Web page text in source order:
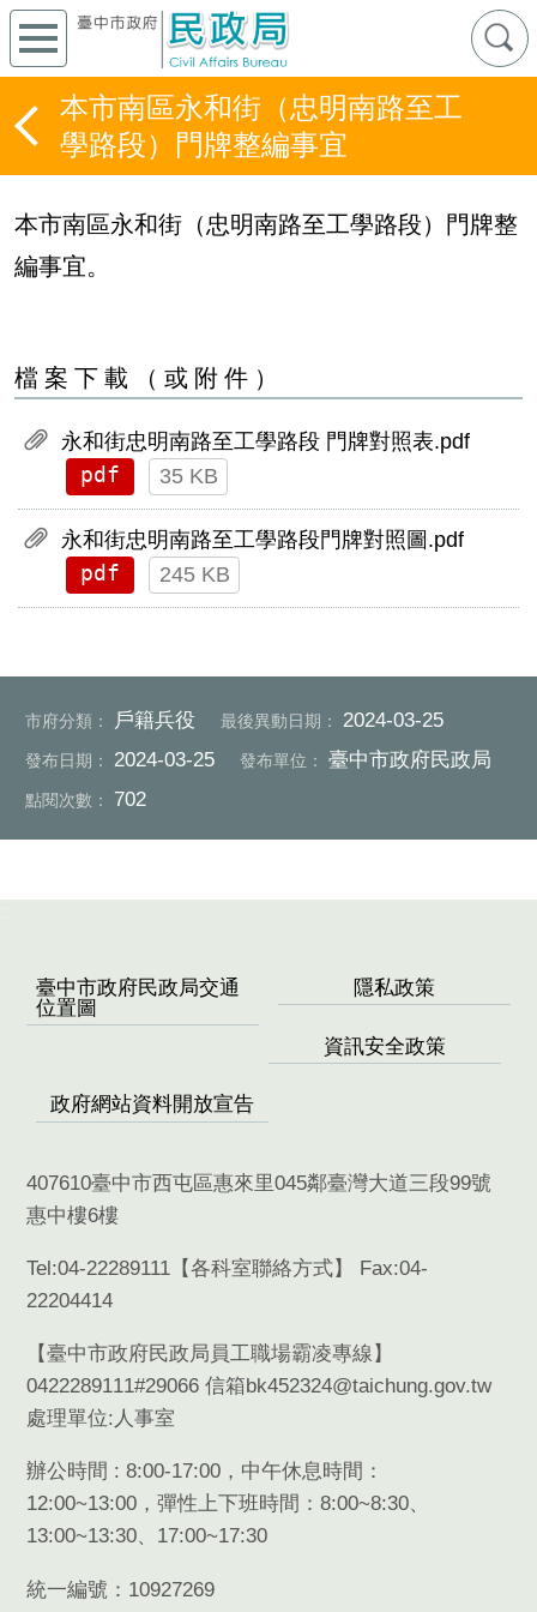
本市南區永和街（忠明南路至工
學路段）門牌整編事宜
本市南區永和街（忠明南路至工學路段）門牌整
編事宜。
檔案下載（或附件）
永和街忠明南路至工學路段 門牌對照表.pdf
pdf 35 KB
永和街忠明南路至工學路段門牌對照圖.pdf
pdf 245 KB
市府分類： 戶籍兵役 最後異動日期： 2024-03-25
發布日期： 2024-03-25 發布單位： 臺中市政府民政局
點閱次數： 702
臺中市政府民政局交通
位置圖
隱私政策
資訊安全政策
政府網站資料開放宣告
407610臺中市西屯區惠來里045鄰臺灣大道三段99號
惠中樓6樓
Tel:04-22289111【各科室聯絡方式】 Fax:04-
22204414
【臺中市政府民政局員工職場霸凌專線】
0422289111#29066 信箱bk452324@taichung.gov.tw
處理單位:人事室
辦公時間 : 8:00-17:00，中午休息時間：
12:00~13:00，彈性上下班時間：8:00~8:30、
13:00~13:30、17:00~17:30
統一編號：10927269